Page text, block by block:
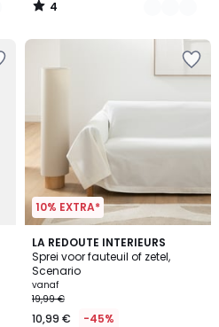
4
/
10% EXTRA*
LA REDOUTE INTERIEURS
Sprei voor fauteuil of zetel,
Scenario
vanaf
19,99 €
10,99 € -45%
4
/
5
8
Kleuren